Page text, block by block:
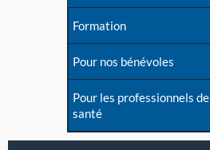
Formation
Pour nos bénévoles
Pour les professionnels de
santé